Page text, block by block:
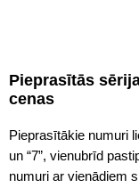
Pieprasītās
cenas
Pieprasītākie numuri
un “7”, vienubrīd
numuri ar vienādiem